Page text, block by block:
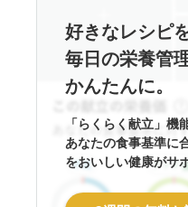
好きなレシピ
毎日の栄養管
かんたんに。
「らくらく献立」機
あなたの食事基準に
をおいしい健康がサ